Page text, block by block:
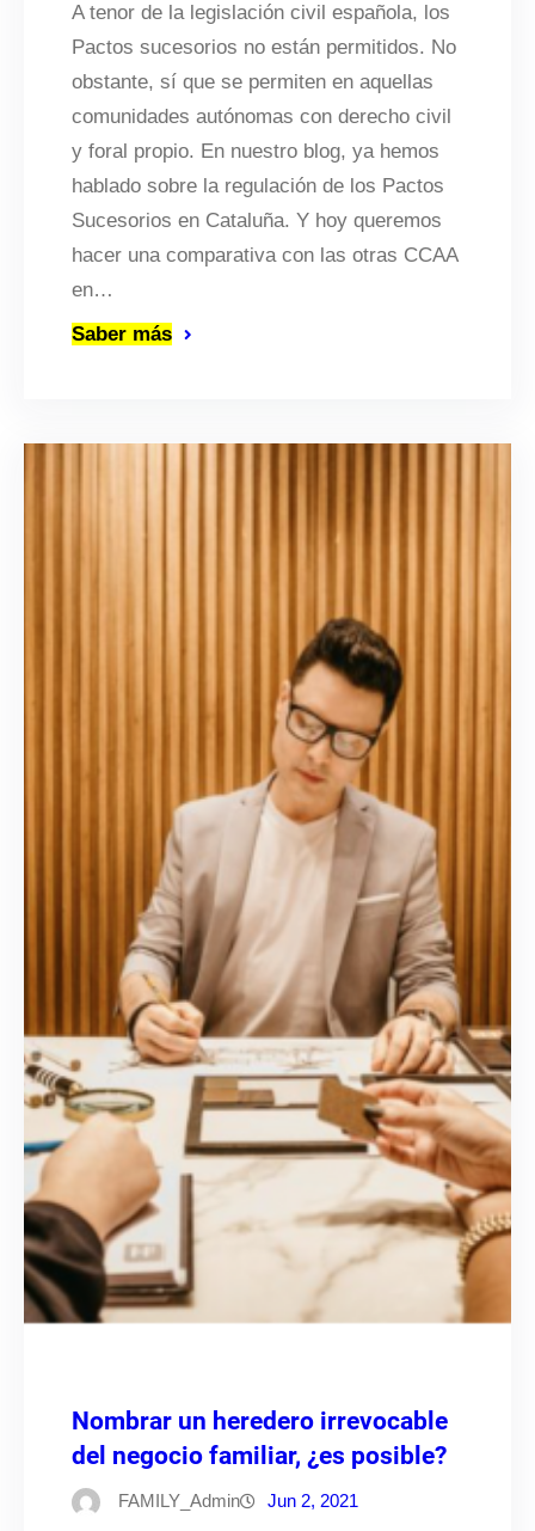
A tenor de la legislación civil española, los
Pactos sucesorios no están permitidos. No
obstante, sí que se permiten en aquellas
comunidades autónomas con derecho civil
y foral propio. En nuestro blog, ya hemos
hablado sobre la regulación de los Pactos
Sucesorios en Cataluña. Y hoy queremos
hacer una comparativa con las otras CCAA
en…
Saber más
Nombrar un heredero irrevocable
del negocio familiar, ¿es posible?
FAMILY_Admin Jun 2, 2021